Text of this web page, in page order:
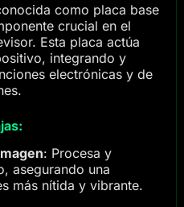
como placa base
crucial en el
Esta placa actúa
integrando y
electrónicas y de
: Procesa y
asegurando una
más nítida y vibrante.